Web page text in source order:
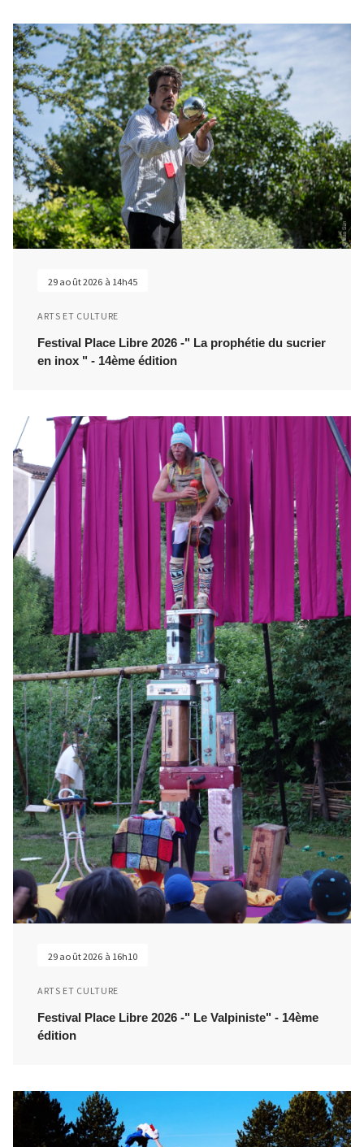
Festival Place Libre 2026 -" La prophétie du sucrier
en inox " - 14ème édition
ARTS ET CULTURE
29 août 2026 à 14h45
Festival Place Libre 2026 -" Le Valpiniste" - 14ème
édition
ARTS ET CULTURE
29 août 2026 à 16h10